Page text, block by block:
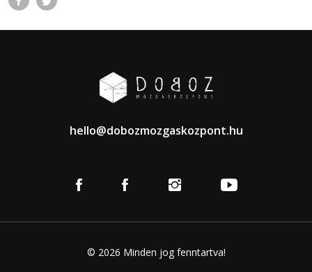
hello@dobozmozgaskozpont.hu
© 2026 Minden jog fenntartva!